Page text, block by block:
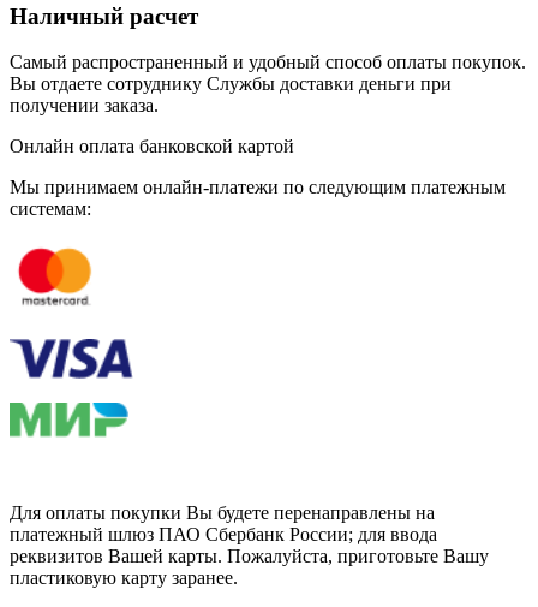
Наличный расчет
Самый распространенный и удобный способ оплаты покупок.
Вы отдаете сотруднику Службы доставки деньги при
получении заказа.
Онлайн оплата банковской картой
Мы принимаем онлайн-платежи по cледующим платежным
системам:
Для оплаты покупки Вы будете перенаправлены на
платежный шлюз ПАО Сбербанк России; для ввода
реквизитов Вашей карты. Пожалуйста, приготовьте Вашу
пластиковую карту заранее.